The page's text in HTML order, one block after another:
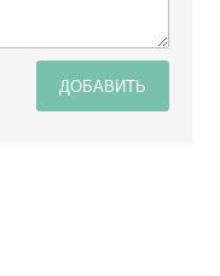
ДОБАВИТЬ